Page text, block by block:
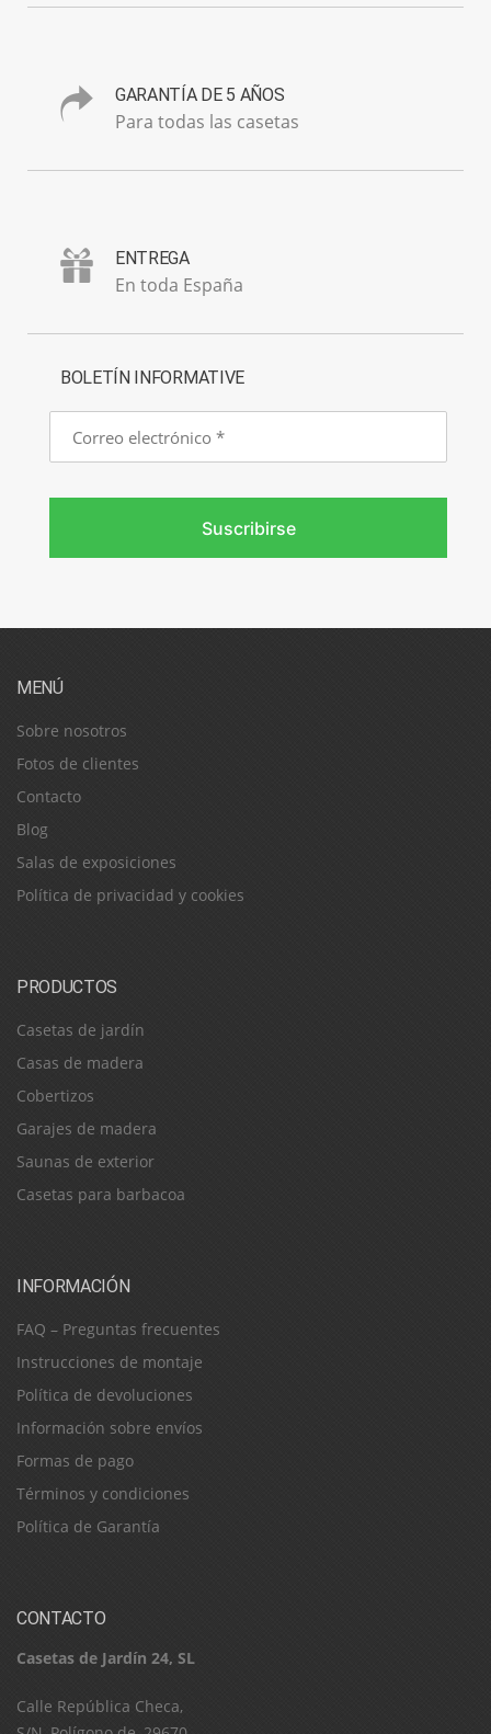
GARANTÍA DE 5 AÑOS
Para todas las casetas
ENTREGA
En toda España
BOLETÍN INFORMATIVE
Correo
electrónico
Suscribirse
MENÚ
Sobre nosotros
Fotos de clientes
Contacto
Blog
Salas de exposiciones
Política de privacidad y cookies
PRODUCTOS
Casetas de jardín
Casas de madera
Cobertizos
Garajes de madera
Saunas de exterior
Casetas para barbacoa
INFORMACIÓN
FAQ – Preguntas frecuentes
Instrucciones de montaje
Política de devoluciones
Información sobre envíos
Formas de pago
Términos y condiciones
Política de Garantía
CONTACTO
Casetas de Jardín 24, SL
C​a​l​l​e​ ​R​e​p​ú​b​l​i​c​a​ ​C​h​e​c​a​,​ ​